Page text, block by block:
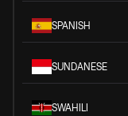
SPANISH
SUNDANESE
SWAHILI